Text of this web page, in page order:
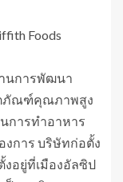
Foods
นการพัฒนา
ภัณฑ์คุณภาพสูง
การทำอาหาร
การ บริษัทก่อตั้ง
อยู่ที่เมืองอัลซิป